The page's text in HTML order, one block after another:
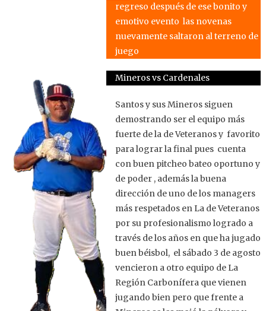
regreso después de ese bonito y
emotivo evento las novenas
nuevamente saltaron al terreno de
juego
Mineros vs Cardenales
Santos y sus Mineros siguen
demostrando ser el equipo más
fuerte de la de Veteranos y favorito
para lograr la final pues cuenta
con buen pitcheo bateo oportuno y
de poder , además la buena
dirección de uno de los managers
más respetados en La de Veteranos
por su profesionalismo logrado a
través de los años en que ha jugado
buen béisbol, el sábado 3 de agosto
vencieron a otro equipo de La
Región Carbonífera que vienen
jugando bien pero que frente a